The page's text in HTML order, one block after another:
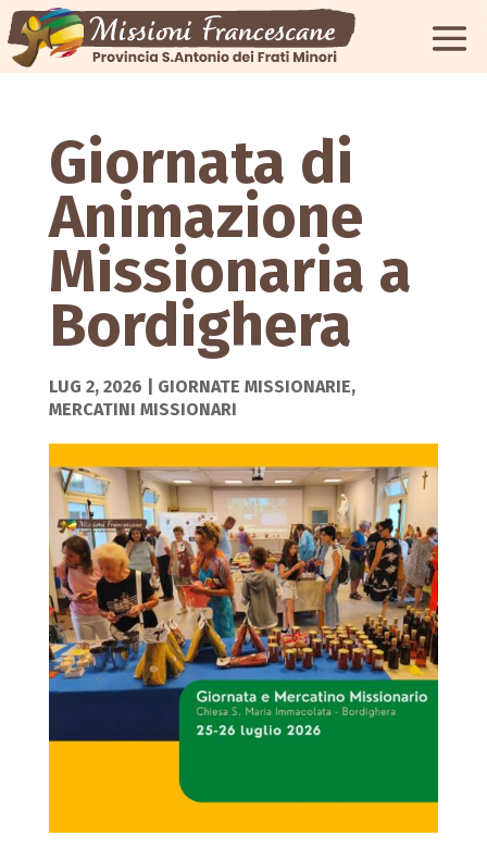
Giornata di
Animazione
Missionaria a
Bordighera
LUG 2, 2026 GIORNATE MISSIONARIE,
MERCATINI MISSIONARI